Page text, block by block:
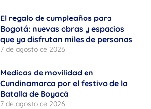
El regalo de cumpleaños para
Bogotá: nuevas obras y espacios
que ya disfrutan miles de personas
7 de agosto de 2026
Medidas de movilidad en
Cundinamarca por el festivo de la
Batalla de Boyacá
7 de agosto de 2026